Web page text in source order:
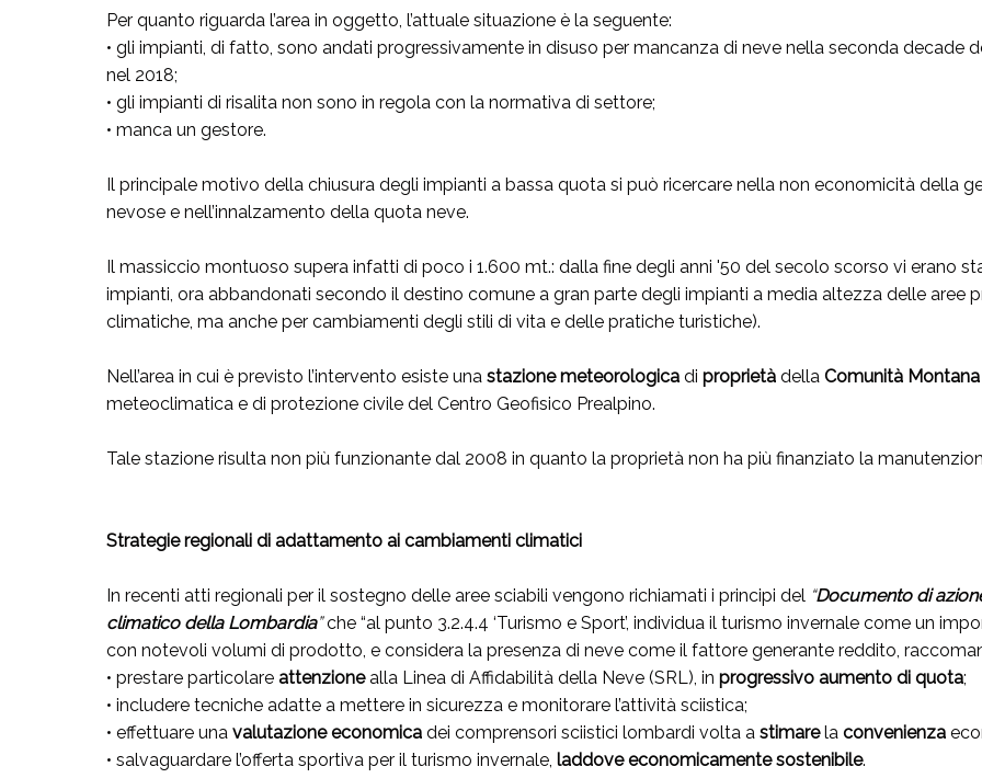
Per quanto riguarda l’area in oggetto, l’attuale situazione è la seguente:
• gli impianti, di fatto, sono andati progressivamente in disuso per mancanza di neve nella seconda decade
nel 2018;
• gli impianti di risalita non sono in regola con la normativa di settore;
• manca un gestore.
Il principale motivo della chiusura degli impianti a bassa quota si può ricercare nella non economicità della
nevose e nell’innalzamento della quota neve.
Il massiccio montuoso supera infatti di poco i 1.600 mt.: dalla fine degli anni '50 del secolo scorso vi erano
impianti, ora abbandonati secondo il destino comune a gran parte degli impianti a media altezza delle aree
climatiche, ma anche per cambiamenti degli stili di vita e delle pratiche turistiche).
Nell’area in cui è previsto l’intervento esiste una stazione meteorologica di proprietà della Comunità
meteoclimatica e di protezione civile del Centro Geofisico Prealpino.
Tale stazione risulta non più funzionante dal 2008 in quanto la proprietà non ha più finanziato la
Strategie regionali di adattamento ai cambiamenti climatici
In recenti atti regionali per il sostegno delle aree sciabili vengono richiamati i principi del “Documento di
climatico della Lombardia”che “al punto 3.2.4.4 ‘Turismo e Sport’, individua il turismo invernale come un
con notevoli volumi di prodotto, e considera la presenza di neve come il fattore generante reddito,
• prestare particolare attenzionealla Linea di Affidabilità della Neve (SRL), in progressivo aumento di quota;
• includere tecniche adatte a mettere in sicurezza e monitorare l’attività sciistica;
• effettuare una valutazione economica dei comprensori sciistici lombardi volta a stimarela convenienza
• salvaguardare l’offerta sportiva per il turismo invernale, laddove economicamente sostenibile.